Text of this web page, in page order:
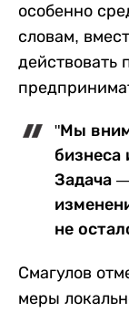
особенно
словам,
действовать
"Мы
бизнеса
Задача
не
Смагулов
меры